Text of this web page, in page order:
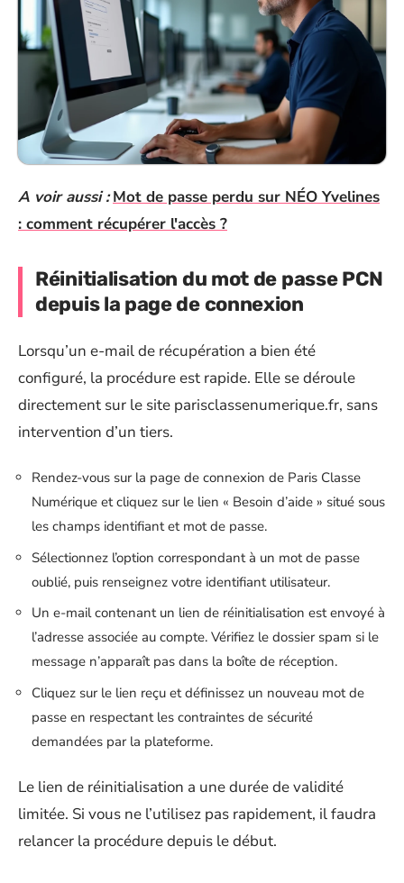
A voir aussi : Mot de passe perdu sur NÉO Yvelines
: comment récupérer l'accès ?
Réinitialisation du mot de passe PCN
depuis la page de connexion
Lorsqu’un e-mail de récupération a bien été
configuré, la procédure est rapide. Elle se déroule
directement sur le site parisclassenumerique.fr, sans
intervention d’un tiers.
Rendez-vous sur la page de connexion de Paris Classe
Numérique et cliquez sur le lien « Besoin d’aide » situé sous
les champs identifiant et mot de passe.
Sélectionnez l’option correspondant à un mot de passe
oublié, puis renseignez votre identifiant utilisateur.
Un e-mail contenant un lien de réinitialisation est envoyé à
l’adresse associée au compte. Vérifiez le dossier spam si le
message n’apparaît pas dans la boîte de réception.
Cliquez sur le lien reçu et définissez un nouveau mot de
passe en respectant les contraintes de sécurité
demandées par la plateforme.
Le lien de réinitialisation a une durée de validité
limitée. Si vous ne l’utilisez pas rapidement, il faudra
relancer la procédure depuis le début.